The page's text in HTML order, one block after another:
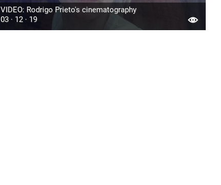
VIDEO: Rodrigo Prieto's cinematography
03 · 12 · 19